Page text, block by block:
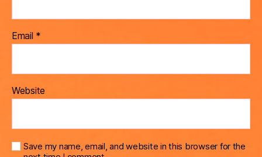
Email *
Website
Save my name, email, and website in this browser for the